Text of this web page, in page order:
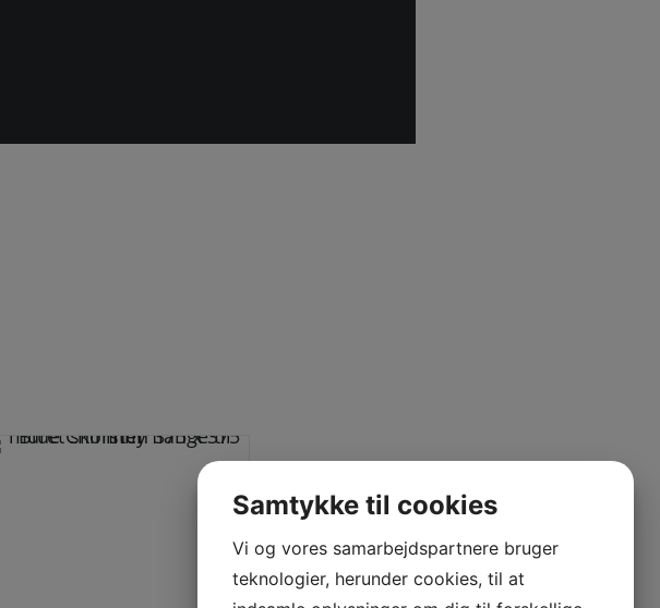
Samtykke til cookies
Vi og vores samarbejdspartnere bruger
teknologier, herunder cookies, til at